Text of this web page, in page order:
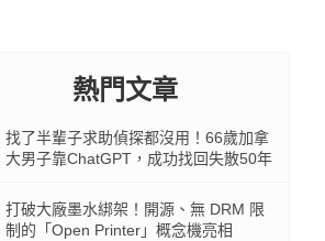
熱門文章
找了半輩子求助偵探都沒用！66歲加拿
大男子靠ChatGPT，成功找回失散50年
打破大廠墨水綁架！開源、無 DRM 限
制的「Open Printer」概念機亮相